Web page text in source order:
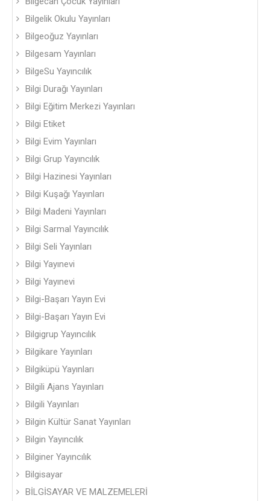
Bilgelik Okulu Yayınları
Bilgeoğuz Yayınları
Bilgesam Yayınları
BilgeSu Yayıncılık
Bilgi Durağı Yayınları
Bilgi Eğitim Merkezi Yayınları
Bilgi Etiket
Bilgi Evim Yayınları
Bilgi Grup Yayıncılık
Bilgi Hazinesi Yayınları
Bilgi Kuşağı Yayınları
Bilgi Madeni Yayınları
Bilgi Sarmal Yayıncılık
Bilgi Seli Yayınları
Bilgi Yayınevi
Bilgi Yayınevi
Bilgi-Başarı Yayın Evi
Bilgi-Başarı Yayın Evi
Bilgigrup Yayıncılık
Bilgikare Yayınları
Bilgiküpü Yayınları
Bilgili Ajans Yayınları
Bilgili Yayınları
Bilgin Kültür Sanat Yayınları
Bilgin Yayıncılık
Bilginer Yayıncılık
Bilgisayar
BİLGİSAYAR VE MALZEMELERİ